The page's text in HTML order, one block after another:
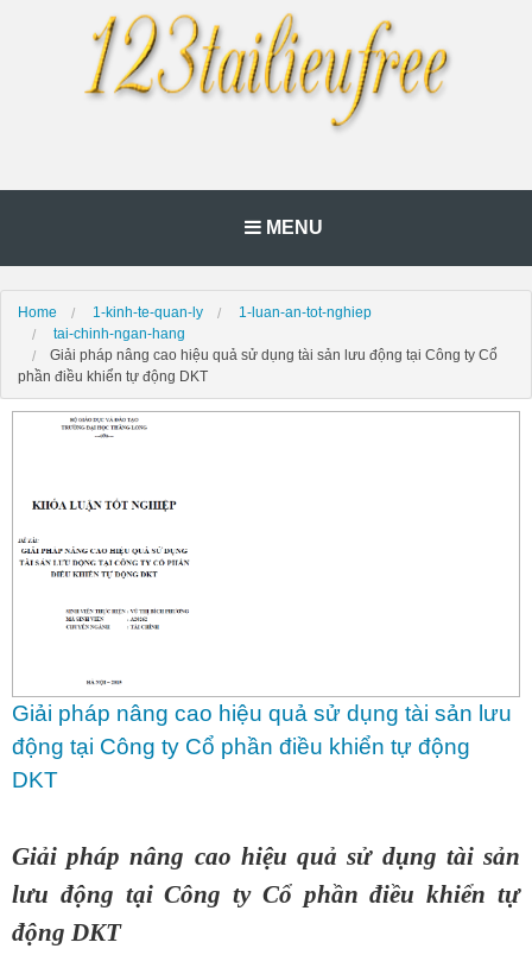
MENU
Home 1-kinh-te-quan-ly
1-luan-an-tot-nghiep
tai-chinh-ngan-hang
Giải pháp nâng cao hiệu quả sử dụng tài sản lưu động tại Công ty Cổ
phần điều khiển tự động DKT
Giải pháp nâng cao hiệu quả sử dụng tài sản lưu
động tại Công ty Cổ phần điều khiển tự động
DKT
Giải pháp nâng cao hiệu quả sử dụng tài sản
lưu động tại Công ty Cổ phần điều khiển tự
động DKT